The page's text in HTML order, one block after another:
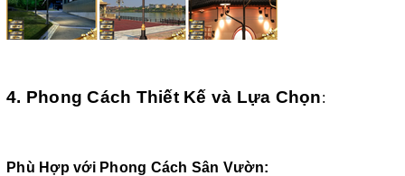
4. Phong Cách Thiết Kế và Lựa Chọn:
Phù Hợp với Phong Cách Sân Vườn: